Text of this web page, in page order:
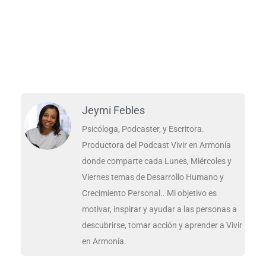
Jeymi Febles
Psicóloga, Podcaster, y Escritora.
Productora del Podcast Vivir en Armonía
donde comparte cada Lunes, Miércoles y
Viernes temas de Desarrollo Humano y
Crecimiento Personal.. Mi objetivo es
motivar, inspirar y ayudar a las personas a
descubrirse, tomar acción y aprender a Vivir
en Armonía.